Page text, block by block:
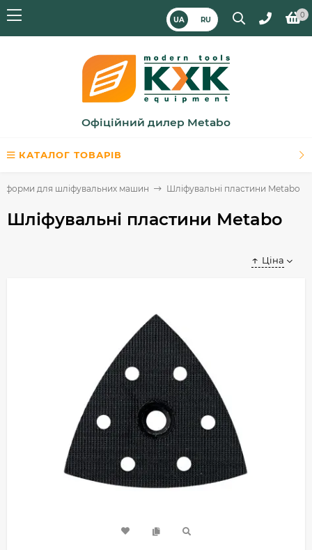
UA RU
0
Офіційний дилер Metabo
КАТАЛОГ ТОВАРІВ
для шліфувальних машин Шліфувальні пластини Metabo
Шліфувальні пластини Metabo
Ціна